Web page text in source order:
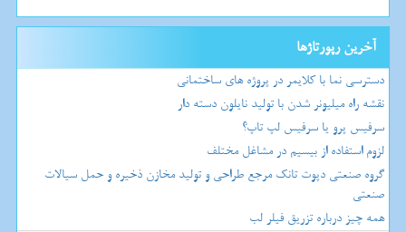
آخرین رپورتاژها
دسترسی نما با کلایمر در پروژه های ساختمانی
نقشه راه میلیونر شدن با تولید نایلون دسته دار
سرفیس پرو یا سرفیس لپ تاپ؟
لزوم استفاده از بیسیم در مشاغل مختلف
گروه صنعتی دپوت تانک مرجع طراحی و تولید مخازن ذخیره و حمل سیالات
صنعتی
همه چیز درباره تزریق فیلر لب